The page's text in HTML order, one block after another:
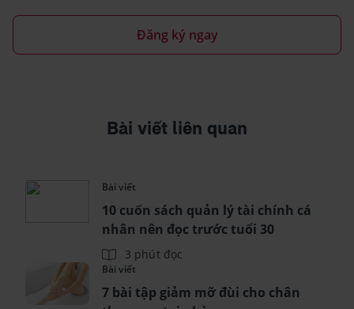
Đăng ký ngay
Bài viết liên quan
Bài viết
10 cuốn sách quản lý tài chính cá
nhân nên đọc trước tuổi 30
3 phút đọc
Bài viết
7 bài tập giảm mỡ đùi cho chân